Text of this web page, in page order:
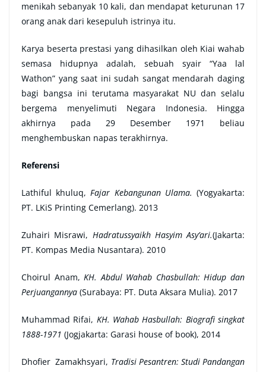
menikah sebanyak 10 kali, dan mendapat keturunan 17
orang anak dari kesepuluh istrinya itu.
Karya beserta prestasi yang dihasilkan oleh Kiai wahab
semasa hidupnya adalah, sebuah syair “Yaa lal
Wathon” yang saat ini sudah sangat mendarah daging
bagi bangsa ini terutama masyarakat NU dan selalu
bergema menyelimuti Negara Indonesia. Hingga
akhirnya pada 29 Desember 1971 beliau
menghembuskan napas terakhirnya.
Referensi
Lathiful khuluq,Fajar Kebangunan Ulama.(Yogyakarta:
PT. LKiS Printing Cemerlang). 2013
Zuhairi Misrawi, Hadratussyaikh Hasyim Asy’ari.(Jakarta:
PT. Kompas Media Nusantara). 2010
Choirul Anam,KH. Abdul Wahab Chasbullah: Hidup dan
Perjuangannya (Surabaya: PT. Duta Aksara Mulia). 2017
Muhammad Rifai, KH. Wahab Hasbullah: Biografi singkat
1888-1971 (Jogjakarta: Garasi house of book), 2014
Dhofier Zamakhsyari, Tradisi Pesantren: Studi Pandangan